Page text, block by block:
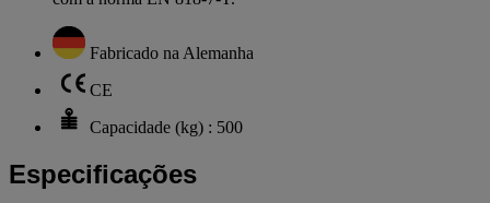
Fabricado na Alemanha
CE
Capacidade (kg) : 500
Especificações